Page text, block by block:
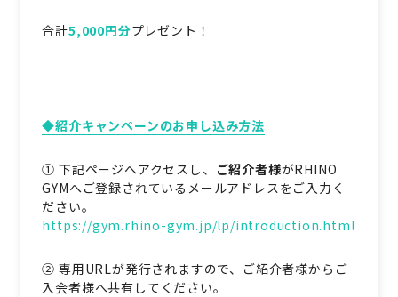
合計5,000円分プレゼント！
◆紹介キャンペーンのお申し込み方法
① 下記ページへアクセスし、 ご紹介者様がRHINO
GYMへご登録されているメールアドレスをご入力く
ださい。
https://gym.rhino-gym.jp/lp/introduction.html
② 専用URLが発行されますので、ご紹介者様からご
入会者様へ共有してください。